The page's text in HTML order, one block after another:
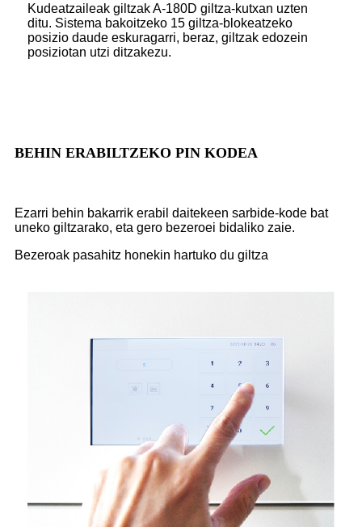
Kudeatzaileak giltzak A-180D giltza-kutxan uzten
ditu. Sistema bakoitzeko 15 giltza-blokeatzeko
posizio daude eskuragarri, beraz, giltzak edozein
posiziotan utzi ditzakezu.
BEHIN ERABILTZEKO PIN KODEA
Ezarri behin bakarrik erabil daitekeen sarbide-kode bat
uneko giltzarako, eta gero bezeroei bidaliko zaie.
Bezeroak pasahitz honekin hartuko du giltza